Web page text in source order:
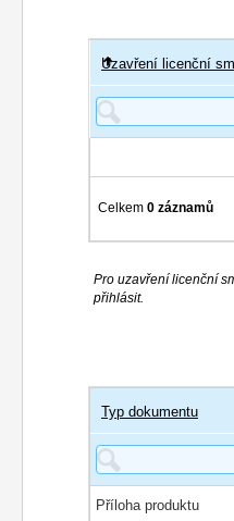
Uživatel
Uzavření licenční
Celkem0 záznamů
Pro uzavření licenční
přihlásit.
Typ dokumentu
Příloha produktu